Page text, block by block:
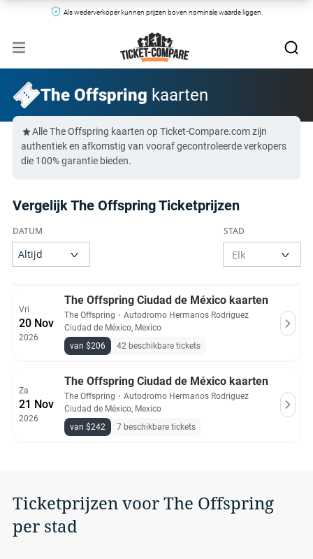
Als wederverkoper kunnen prijzen boven nominale waarde liggen.
The Offspring kaarten
Alle The Offspring kaarten op Ticket-Compare.com zijn
authentiek en afkomstig van vooraf gecontroleerde verkopers
die 100% garantie bieden.
Vergelijk The Offspring Ticketprijzen
Vri
20 Nov
2026
The Offspring Ciudad de México kaarten
The Offspring ・ Autodromo Hermanos Rodriguez
Ciudad de México, Mexico
van $206
42 beschikbare tickets
Za
21 Nov
2026
The Offspring Ciudad de México kaarten
The Offspring ・ Autodromo Hermanos Rodriguez
Ciudad de México, Mexico
van $242
7 beschikbare tickets
Ticketprijzen voor The Offspring
per stad